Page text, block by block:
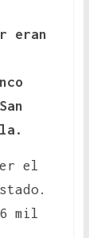
eran
el
mil